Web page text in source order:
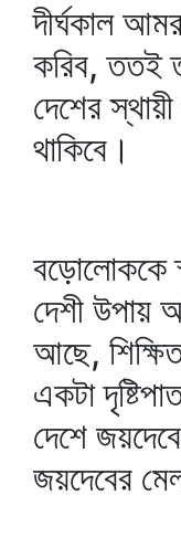
দীর্ঘকাল
করিব, ততই
দেশের
থাকিবে।
বড়োলোককে
দেশী উপায়
আছে,
একটা
দেশে
জয়দেবের